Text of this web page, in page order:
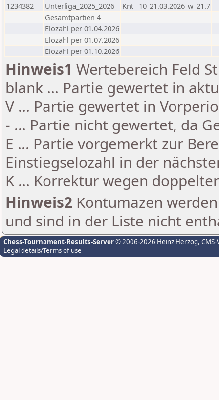
1234382
Unterliga_2025_2026 Knt 10 21.03.2026 w 21.7
Gesamtpartien 4
Elozahl per 01.04.2026
Elozahl per 01.07.2026
Elozahl per 01.10.2026
Hinweis1 Wertebereich Feld
blank ... Partie gewertet in
V ... Partie gewertet in
- ... Partie nicht gewertet, da
E ... Partie vorgemerkt zur
Einstiegselozahl in der
K ... Korrektur wegen
Hinweis2 Kontumazen
und sind in der Liste nicht
Chess-Tournament-Results-Server© 2006-2026 Heinz Herzog,
Legal details/Terms of use